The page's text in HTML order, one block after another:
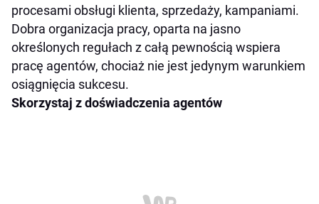
procesami obsługi klienta, sprzedaży, kampaniami.
Dobra organizacja pracy, oparta na jasno
określonych regułach z całą pewnością wspiera
pracę agentów, chociaż nie jest jedynym warunkiem
osiągnięcia sukcesu.
Skorzystaj z doświadczenia agentów